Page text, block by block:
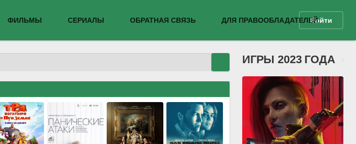
ФИЛЬМЫ СЕРИАЛЫ ОБРАТНАЯ СВЯЗЬ ДЛЯ ПРАВООБЛАДАТЕЛЕЙВойти
ИГРЫ 2023 ГОДА